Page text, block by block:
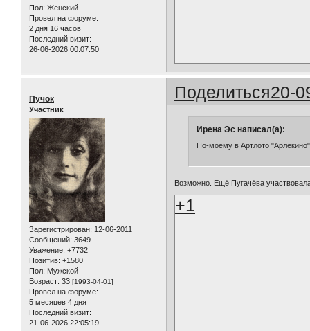
Пол: Женский
Провел на форуме:
2 дня 16 часов
Последний визит:
26-06-2026 00:07:50
Поделиться20-
Пучок
Участник
Зарегистрирован: 12-06-2011
Сообщений: 3649
Уважение: +7732
Позитив: +1580
Пол: Мужской
Возраст: 33 [1993-04-01]
Провел на форуме:
5 месяцев 4 дня
Последний визит:
21-06-2026 22:05:19
Ирена Эс написал(а):
По-моему в Артлото
Возможно. Ещё Пугачёва
+1